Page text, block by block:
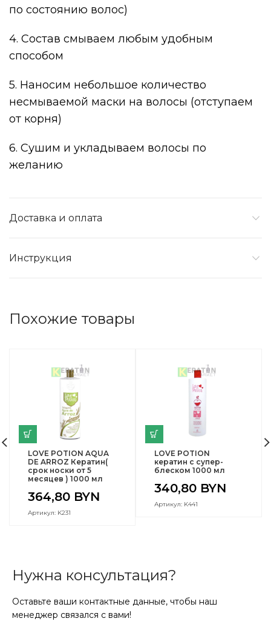
по состоянию волос)
4. Состав смываем любым удобным
способом
5. Наносим небольшое количество
несмываемой маски на волосы (отступаем
от корня)
6. Сушим и укладываем волосы по
желанию
Доставка и оплата
Инструкция
Похожие товары
LOVE POTION AQUA
DE ARROZ Кератин(
срок носки от 5
месяцев ) 1000 мл
364,80 BYN
Артикул: K231
LOVE POTION
кератин с супер-
блеском 1000 мл
340,80 BYN
Артикул: K441
Нужна консультация?
Оставьте ваши контактные данные, чтобы наш
менеджер связался с вами!